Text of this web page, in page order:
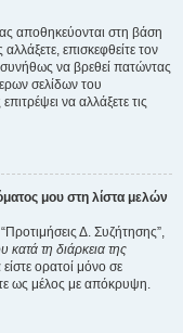
αποθηκεύονται στη βάση
επισκεφθείτε τον
να βρεθεί πατώντας
σελίδων του
να αλλάξετε τις
μου στη λίστα μελών
Δ. Συζήτησης”,
τη διάρκεια της
ορατοί μόνο σε
ως μέλος με απόκρυψη.